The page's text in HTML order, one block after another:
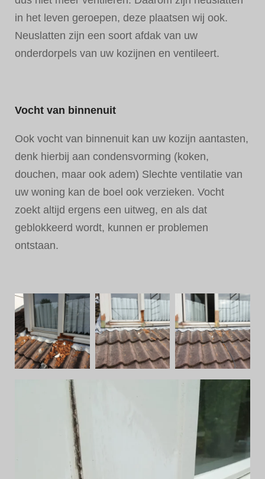
in het leven geroepen, deze plaatsen wij ook.
Neuslatten zijn een soort afdak van uw
onderdorpels van uw kozijnen en ventileert.
Vocht van binnenuit
Ook vocht van binnenuit kan uw kozijn aantasten,
denk hierbij aan condensvorming (koken,
douchen, maar ook adem) Slechte ventilatie van
uw woning kan de boel ook verzieken. Vocht
zoekt altijd ergens een uitweg, en als dat
geblokkeerd wordt, kunnen er problemen
ontstaan.